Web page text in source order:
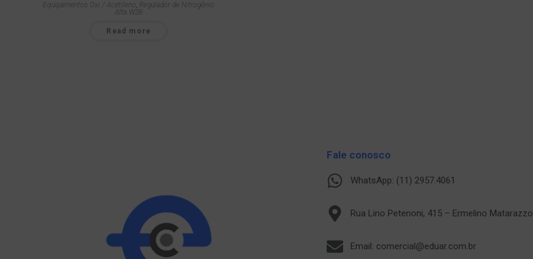
Equipamentos Oxi / Acetileno, Regulador de Nitrogênio
Alta W38
Read more
Fale conosco
WhatsApp: (11) 2957.4061
Rua Lino Petenoni, 415 – Ermelino Matarazzo
Email: comercial@eduar.com.br